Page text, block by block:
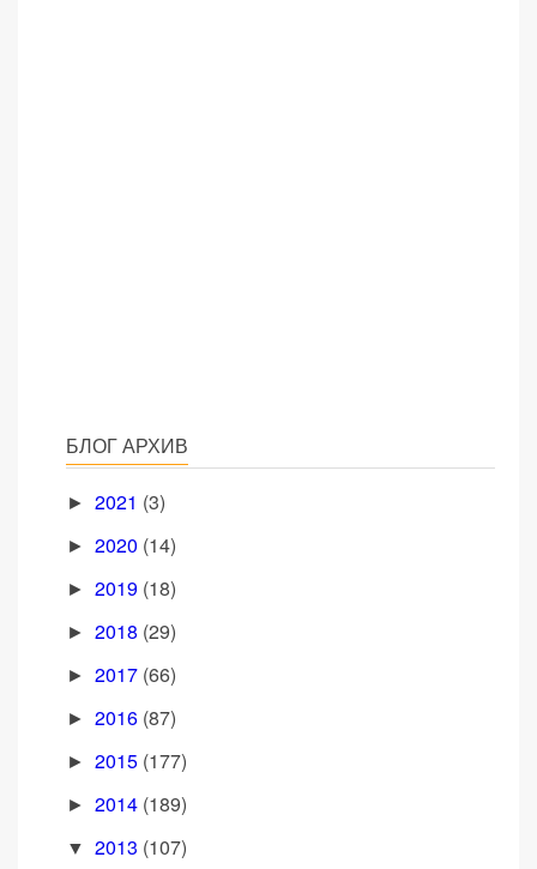
БЛОГ АРХИВ
► 2021 (3)
► 2020 (14)
► 2019 (18)
► 2018 (29)
► 2017 (66)
► 2016 (87)
► 2015 (177)
► 2014 (189)
▼ 2013 (107)